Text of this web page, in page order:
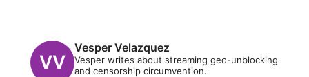
Vesper Velazquez
Vesper writes about streaming geo-unblocking
and censorship circumvention.